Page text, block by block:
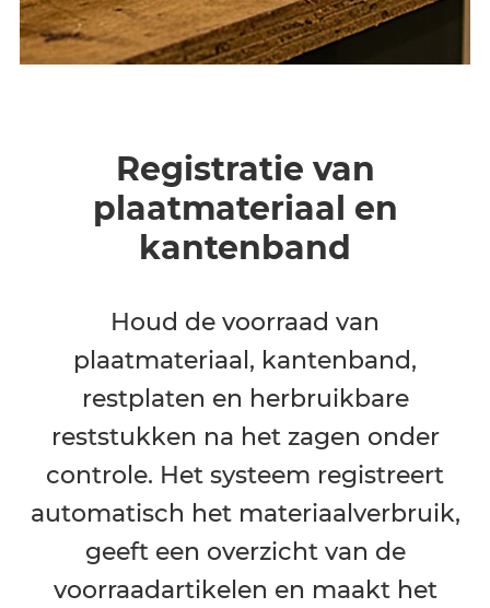
Registratie van
plaatmateriaal en
kantenband
Houd de voorraad van
plaatmateriaal, kantenband,
restplaten en herbruikbare
reststukken na het zagen onder
controle. Het systeem registreert
automatisch het materiaalverbruik,
geeft een overzicht van de
voorraadartikelen en maakt het